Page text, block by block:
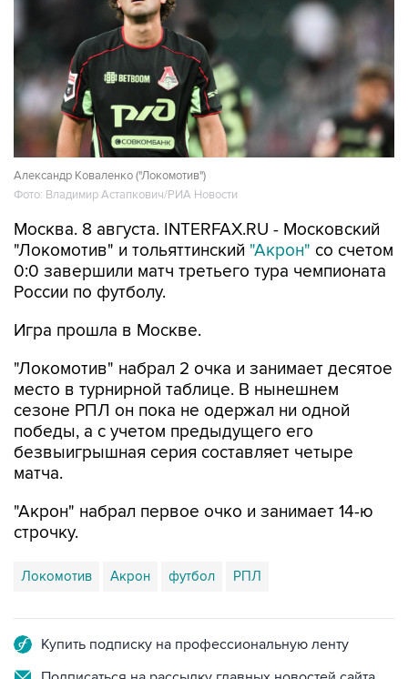
Александр Коваленко ("Локомотив")
Фото: Владимир Астапкович/РИА Новости
Москва. 8 августа. INTERFAX.RU - Московский
"Локомотив" и тольяттинский "Акрон" со счетом
0:0 завершили матч третьего тура чемпионата
России по футболу.
Игра прошла в Москве.
"Локомотив" набрал 2 очка и занимает десятое
место в турнирной таблице. В нынешнем
сезоне РПЛ он пока не одержал ни одной
победы, а с учетом предыдущего его
безвыигрышная серия составляет четыре
матча.
"Акрон" набрал первое очко и занимает 14-ю
строчку.
Локомотив Акрон футбол РПЛ
Купить подписку на профессиональную ленту